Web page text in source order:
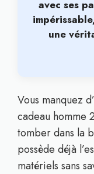
avec ses
une
Vous manquez
cadeau homme
tomber dans la
possède déjà
matériels sans